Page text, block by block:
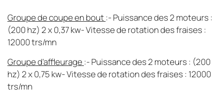
Groupe de coupe en bout :- Puissance des 2 moteurs :
(200 hz) 2 x 0,37 kw- Vitesse de rotation des fraises :
12000 trs/mn
Groupe d'affleurage :- Puissance des 2 moteurs : (200
hz) 2 x 0,75 kw- Vitesse de rotation des fraises : 12000
trs/mn